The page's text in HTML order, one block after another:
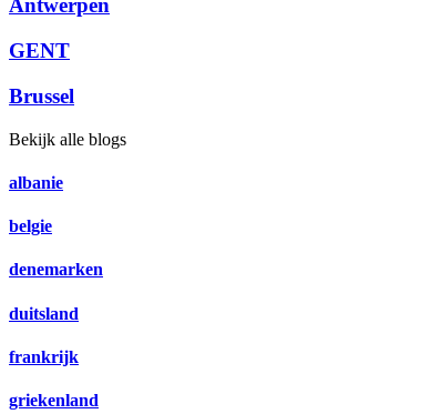
Antwerpen
GENT
Brussel
Bekijk alle blogs
albanie
belgie
denemarken
duitsland
frankrijk
griekenland